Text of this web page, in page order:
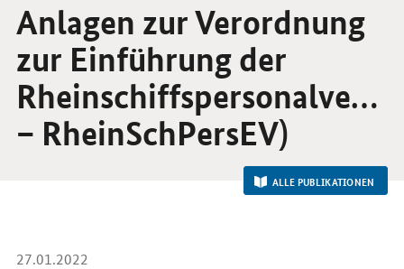
Anlagen zur Verordnung
zur Einführung der
– RheinSchPersEV)
ALLE PUBLIKATIONEN
27.01.2022